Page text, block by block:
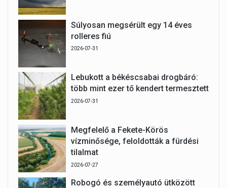
Súlyosan megsérült egy 14 éves
rolleres fiú
2026-07-31
Lebukott a békéscsabai drogbáró:
több mint ezer tő kendert termesztett
2026-07-31
Megfelelő a Fekete-Körös
vízminősége, feloldották a fürdési
tilalmat
2026-07-27
Robogó és személyautó ütközött